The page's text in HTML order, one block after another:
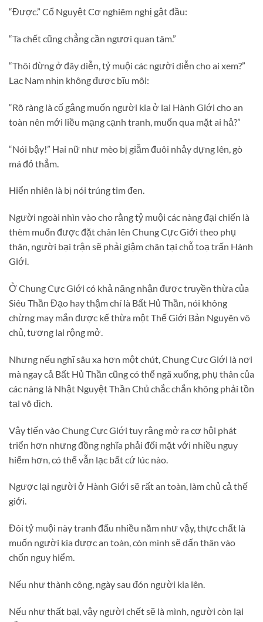
“Được.” Cổ Nguyệt Cơ nghiêm nghị gật đầu:
“Ta chết cũng chẳng cần ngươi quan tâm.”
“Thôi đừng ở đây diễn, tỷ muội các người diễn cho ai xem?”
Lạc Nam nhịn không được bĩu môi:
“Rõ ràng là cố gắng muốn người kia ở lại Hành Giới cho an
toàn nên mới liều mạng cạnh tranh, muốn qua mặt ai hả?”
“Nói bậy!” Hai nữ như mèo bị giẫm đuôi nhảy dựng lên, gò
má đỏ thẳm.
Hiển nhiên là bị nói trúng tim đen.
Người ngoài nhìn vào cho rằng tỷ muội các nàng đại chiến là
thèm muốn được đặt chân lên Chung Cực Giới theo phụ
thân, người bại trận sẽ phải giậm chân tại chỗ toạ trấn Hành
Giới.
Ở Chung Cực Giới có khả năng nhận được truyền thừa của
Siêu Thần Đạo hay thậm chí là Bất Hủ Thần, nói không
chừng may mắn được kế thừa một Thế Giới Bản Nguyên vô
chủ, tương lai rộng mở.
Nhưng nếu nghĩ sâu xa hơn một chút, Chung Cực Giới là nơi
mà ngay cả Bất Hủ Thần cũng có thể ngã xuống, phụ thân của
các nàng là Nhật Nguyệt Thần Chủ chắc chắn không phải tồn
tại vô địch.
Vậy tiến vào Chung Cực Giới tuy rằng mở ra cơ hội phát
triển hơn nhưng đồng nghĩa phải đối mặt với nhiều nguy
hiểm hơn, có thể vẫn lạc bất cứ lúc nào.
Ngược lại người ở Hành Giới sẽ rất an toàn, làm chủ cả thế
giới.
Đôi tỷ muội này tranh đấu nhiều năm như vậy, thực chất là
muốn người kia được an toàn, còn mình sẽ dấn thân vào
chốn nguy hiểm.
Nếu như thành công, ngày sau đón người kia lên.
Nếu như thất bại, vậy người chết sẽ là mình, người còn lại